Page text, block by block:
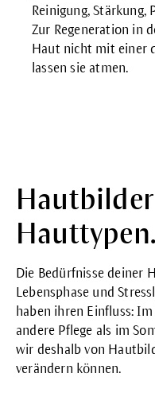
Reinigung, Stärkung,
Zur Regeneration in
Haut nicht mit einer
lassen sie atmen.
Hauttypen.
Die Bedürfnisse deiner
Lebensphase und
haben ihren Einfluss:
andere Pflege als im
wir deshalb von
verändern können.